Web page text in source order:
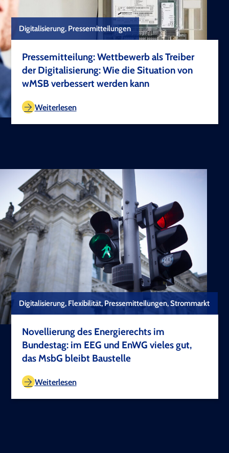
Digitalisierung, Pressemitteilungen
Pressemitteilung: Wettbewerb als Treiber
der Digitalisierung: Wie die Situation von
wMSB verbessert werden kann
Weiterlesen
Digitalisierung, Flexibilität, Pressemitteilungen, Strommarkt
Novellierung des Energierechts im
Bundestag: im EEG und EnWG vieles gut,
das MsbG bleibt Baustelle
Weiterlesen